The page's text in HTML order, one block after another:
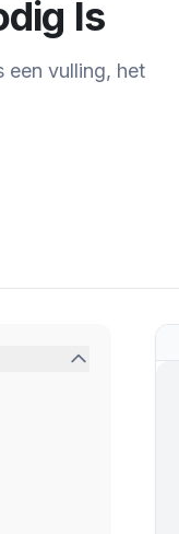
Is
een vulling, het